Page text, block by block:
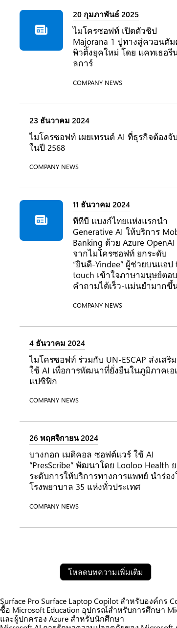
20 กุมภาพันธ์ 2025
ไมโครซอฟท์ เปิดตัวชิป
Majorana 1 ปูทางสู่ควอนตั
พิวติ้งยุคใหม่ โดย แคทเธอรี
ลการ์
ประเภท:
COMPANY NEWS
23 ธันวาคม 2024
ไมโครซอฟท์ เผยเทรนด์ AI ที่ธุรกิจต้องจั
ในปี 2568
ประเภท:
COMPANY NEWS
11 ธันวาคม 2024
ทีทีบี แบงก์ไทยแห่งแรกนำ
Generative AI ให้บริการ
Banking ด้วย Azure OpenAI
จากไมโครซอฟท์ ยกระดับ
“ยินดี-Yindee” ผู้ช่วยบนแอป
touch เข้าใจภาษามนุษย์ตอ
คำถามได้เร็ว-แม่นยำมากขึ้
ประเภท:
COMPANY NEWS
4 ธันวาคม 2024
ไมโครซอฟท์ ร่วมกับ UN-ESCAP ส่งเสริ
ใช้ AI เพื่อการพัฒนาที่ยั่งยืนในภูมิภาคเอ
แปซิฟิก
ประเภท:
COMPANY NEWS
26 พฤศจิกายน 2024
บางกอก เมดิคอล ซอฟต์แวร์ ใช้ AI
“PresScribe” พัฒนาโดย Looloo Health
ระดับการให้บริการทางการแพทย์ นำร่อ
โรงพยาบาล 35 แห่งทั่วประเทศ
ประเภท:
COMPANY NEWS
โหลดบทความเพิ่มเติม
Surface Pro Surface LaptopCopilot สำหรับองค์กร
ซื้อ Microsoft Education อุปกรณ์สำหรับการศึกษา
และผู้ปกครอง Azure สำหรับนักศึกษา